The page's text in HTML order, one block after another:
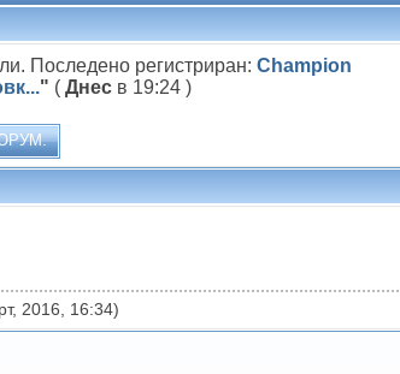
Последено регистриран:Champion
" (Днес в 19:24 )
2016, 16:34)